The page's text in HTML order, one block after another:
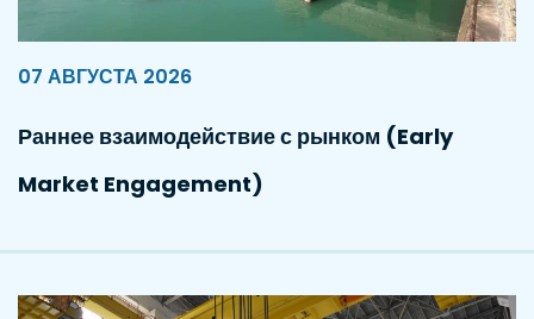
07 АВГУСТА 2026
Раннее взаимодействие с рынком (Early
Market Engagement)